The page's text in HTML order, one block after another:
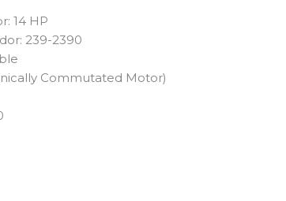
14 HP
239-2390
Commutated Motor)